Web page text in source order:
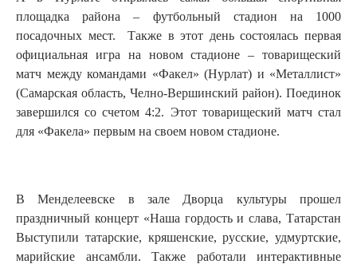
площадка района – футбольный стадион на 1000
посадочных мест. Также в этот день состоялась первая
официальная игра на новом стадионе – товарищеский
матч между командами «Факел» (Нурлат) и «Металлист»
(Самарская область, Челно-Вершинский район). Поединок
завершился со счетом 4:2. Этот товарищеский матч стал
для «Факела» первым на своем новом стадионе.
В Менделеевске в зале Дворца культуры прошел
праздничный концерт «Наша гордость и слава, Татарстан
Выступили татарские, кряшенские, русские, удмуртские,
марийские ансамбли. Также работали интерактивные